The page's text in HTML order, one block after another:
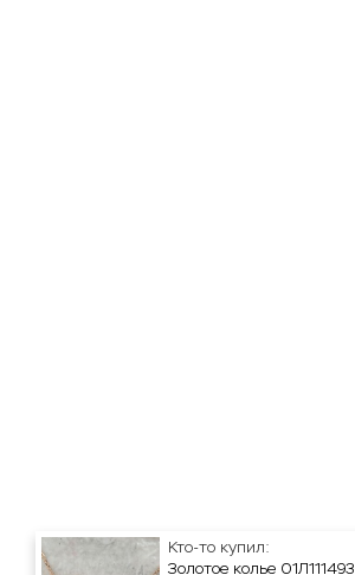
Кто-то купил:
Золотое колье 01Л111493